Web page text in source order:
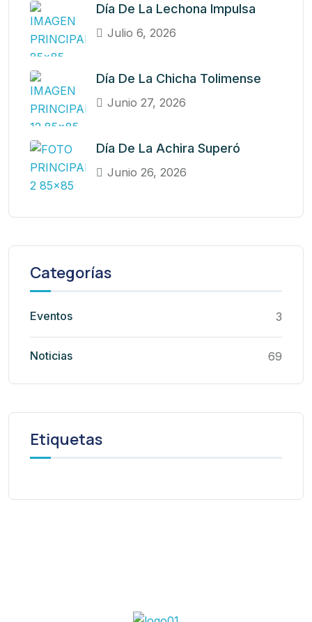
Día De La Lechona Impulsa
Julio 6, 2026
Día De La Chicha Tolimense
Junio 27, 2026
Día De La Achira Superó
Junio 26, 2026
Categorías
Eventos 3
Noticias 69
Etiquetas